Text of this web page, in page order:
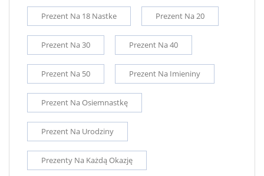
Prezent Na 18 Nastke Prezent Na 20
Prezent Na 30 Prezent Na 40
Prezent Na 50 Prezent Na Imieniny
Prezent Na Osiemnastkę
Prezent Na Urodziny
Prezenty Na Każdą Okazję